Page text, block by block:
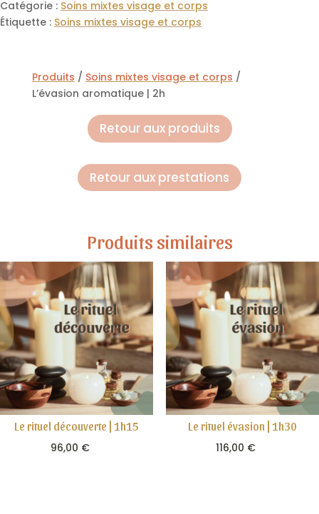
Catégorie : Soins mixtes visage et corps
Étiquette : Soins mixtes visage et corps
Produits / Soins mixtes visage et corps /
L’évasion aromatique | 2h
Retour aux produits
Retour aux prestations
Produits similaires
Le rituel découverte | 1h15
96,00 €
Le rituel évasion | 1h30
116,00 €